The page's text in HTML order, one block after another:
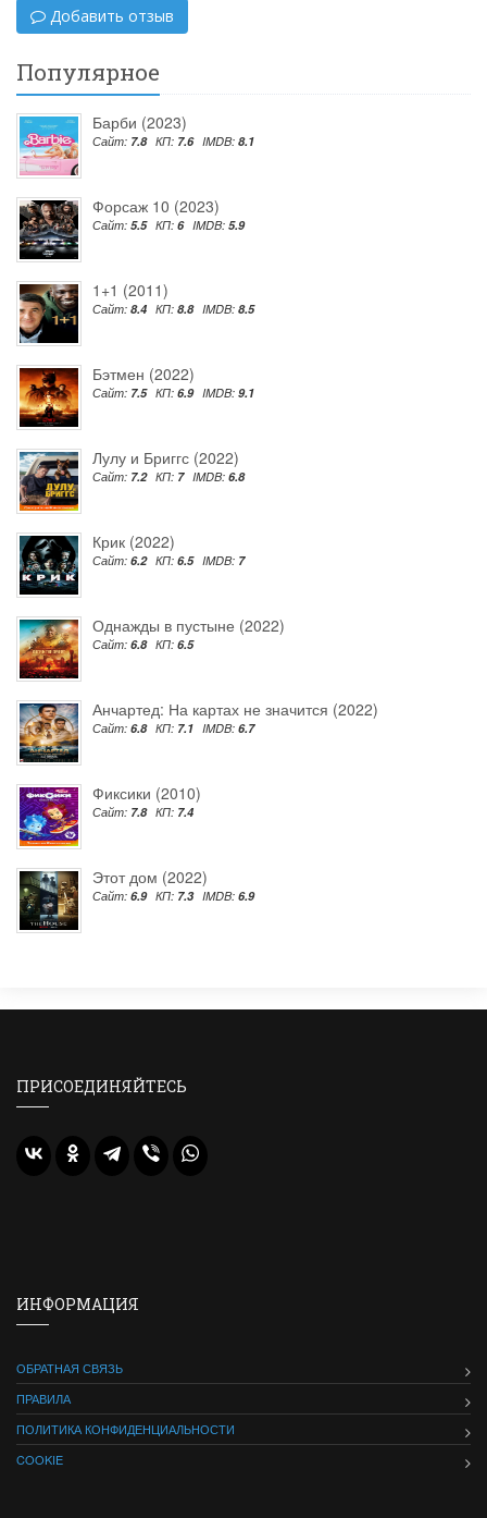
Добавить отзыв
Популярное
Барби (2023)
Сайт: 7.8 КП: 7.6 IMDB: 8.1
Форсаж 10 (2023)
Сайт: 5.5 КП: 6 IMDB: 5.9
1+1 (2011)
Сайт: 8.4 КП: 8.8 IMDB: 8.5
Бэтмен (2022)
Сайт: 7.5 КП: 6.9 IMDB: 9.1
Лулу и Бриггс (2022)
Сайт: 7.2 КП: 7 IMDB: 6.8
Крик (2022)
Сайт: 6.2 КП: 6.5 IMDB: 7
Однажды в пустыне (2022)
Сайт: 6.8 КП: 6.5
Анчартед: На картах не значится (2022)
Сайт: 6.8 КП: 7.1 IMDB: 6.7
Фиксики (2010)
Сайт: 7.8 КП: 7.4
Этот дом (2022)
Сайт: 6.9 КП: 7.3 IMDB: 6.9
ПРИСОЕДИНЯЙТЕСЬ
ИНФОРМАЦИЯ
ОБРАТНАЯ СВЯЗЬ
ПРАВИЛА
ПОЛИТИКА КОНФИДЕНЦИАЛЬНОСТИ
COOKIE